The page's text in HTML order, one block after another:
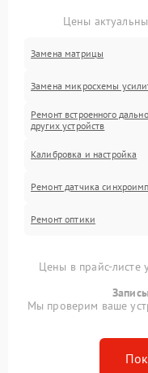
Цены
Замена матрицы
Замена микросхемы
Ремонт встроенного
других устройств
Калибровка и настройка
Ремонт датчика
Ремонт оптики
Цены в прайс-листе
Мы проверим ваше